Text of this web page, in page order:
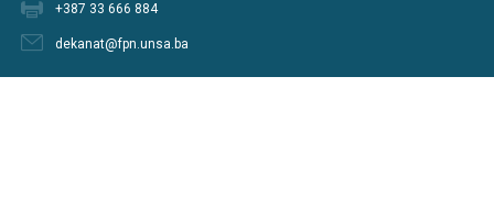
+387 33 666 884
dekanat@fpn.unsa.ba